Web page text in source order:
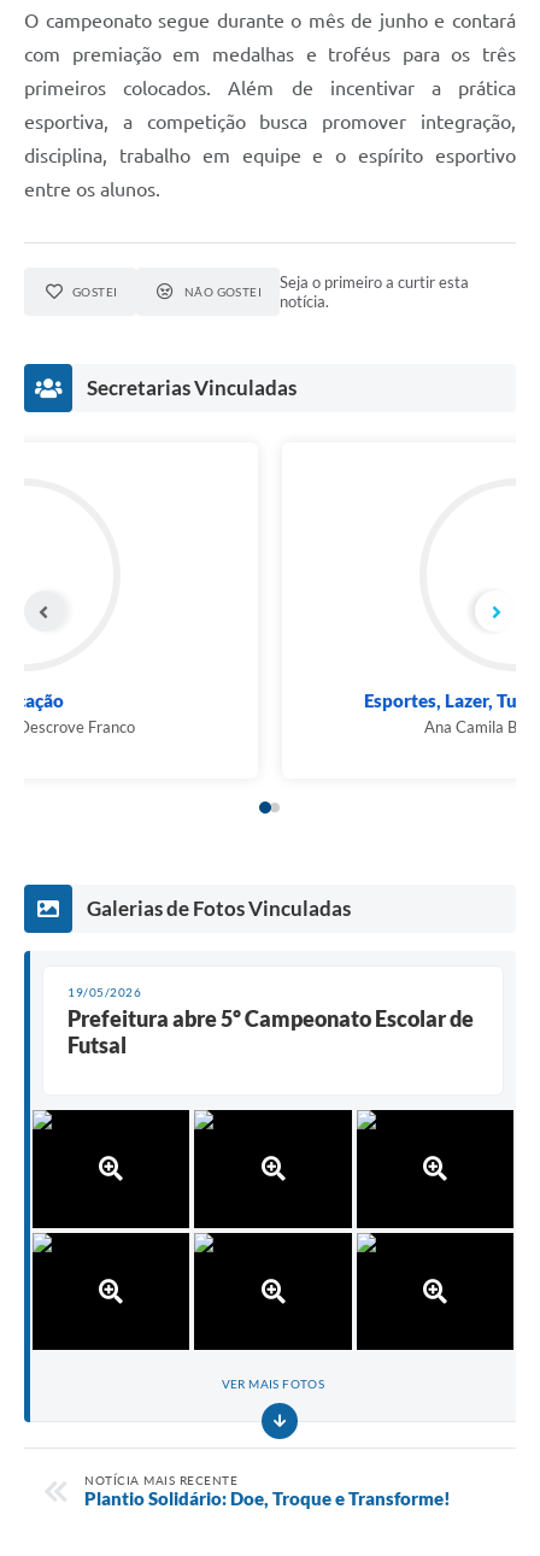
O campeonato segue durante o mês de junho e contará
com premiação em medalhas e troféus para os três
primeiros colocados. Além de incentivar a prática
esportiva, a competição busca promover integração,
disciplina, trabalho em equipe e o espírito esportivo
entre os alunos.
GOSTEI NÃO GOSTEI
Seja o primeiro a curtir esta
notícia.
Secretarias Vinculadas
Galerias de Fotos Vinculadas
19/05/2026
Prefeitura abre 5º Campeonato Escolar de
Futsal
VER MAIS FOTOS
NOTÍCIA MAIS RECENTE
Plantio Solidário: Doe, Troque e Transforme!